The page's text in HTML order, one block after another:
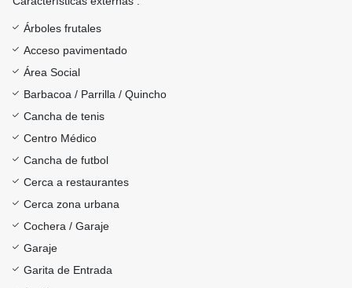
Árboles frutales
Acceso pavimentado
Área Social
Barbacoa / Parrilla / Quincho
Cancha de tenis
Centro Médico
Cancha de futbol
Cerca a restaurantes
Cerca zona urbana
Cochera / Garaje
Garaje
Garita de Entrada